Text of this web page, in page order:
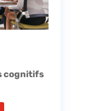
cognitifs